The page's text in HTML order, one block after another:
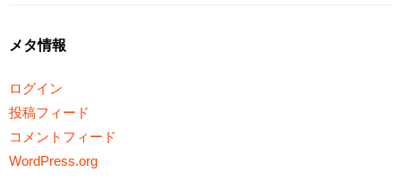
メタ情報
ログイン
投稿フィード
コメントフィード
WordPress.org